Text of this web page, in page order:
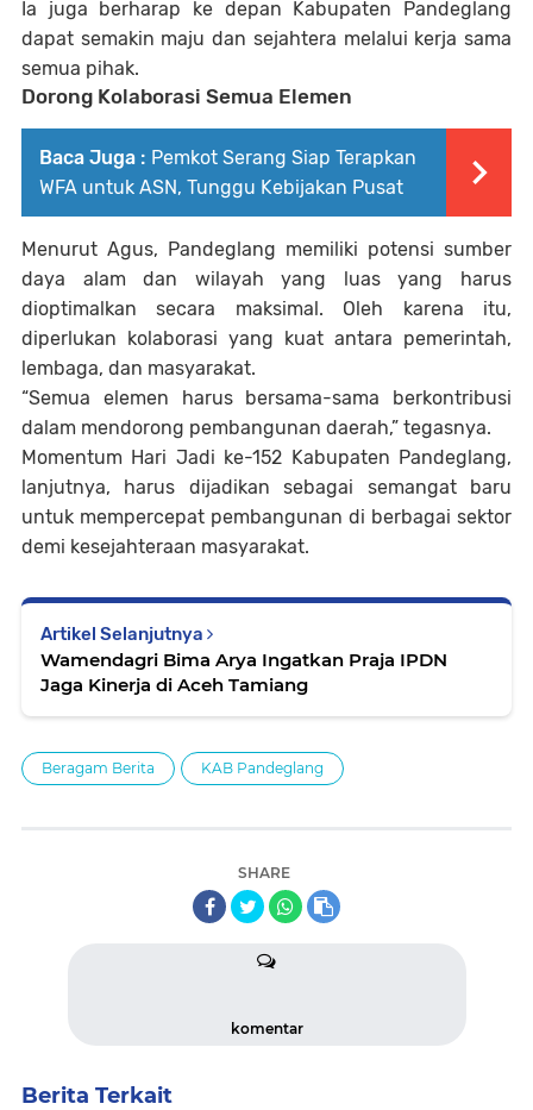
Ia juga berharap ke depan Kabupaten Pandeglang
dapat semakin maju dan sejahtera melalui kerja sama
semua pihak.
Dorong Kolaborasi Semua Elemen
Baca Juga : Pemkot Serang Siap Terapkan
WFA untuk ASN, Tunggu Kebijakan Pusat
Menurut Agus, Pandeglang memiliki potensi sumber
daya alam dan wilayah yang luas yang harus
dioptimalkan secara maksimal. Oleh karena itu,
diperlukan kolaborasi yang kuat antara pemerintah,
lembaga, dan masyarakat.
“Semua elemen harus bersama-sama berkontribusi
dalam mendorong pembangunan daerah,” tegasnya.
Momentum Hari Jadi ke-152 Kabupaten Pandeglang,
lanjutnya, harus dijadikan sebagai semangat baru
untuk mempercepat pembangunan di berbagai sektor
demi kesejahteraan masyarakat.
Artikel Selanjutnya
Wamendagri Bima Arya Ingatkan Praja IPDN
Jaga Kinerja di Aceh Tamiang
Beragam Berita KAB Pandeglang
SHARE
komentar
Berita Terkait